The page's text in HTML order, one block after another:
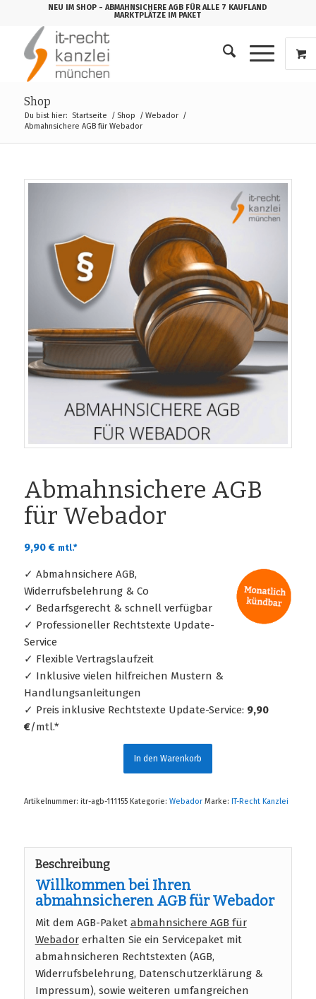
NEU IM SHOP - ABMAHNSICHERE AGB FÜR ALLE 7 KAUFLAND
MARKTPLÄTZE IM PAKET
Shop
Du bist hier: Startseite / Shop / Webador /
Abmahnsichere AGB für Webador
Abmahnsichere AGB
für Webador
9,90€ mtl.*
✓ Abmahnsichere AGB,
Widerrufsbelehrung & Co
✓ Bedarfsgerecht & schnell verfügbar
✓ Professioneller Rechtstexte Update-
Service
✓ Flexible Vertragslaufzeit
✓ Inklusive vielen hilfreichen Mustern &
Handlungsanleitungen
✓ Preis inklusive Rechtstexte Update-Service: 9,90
€/mtl.*
In den Warenkorb
Artikelnummer: itr-agb-111155 Kategorie: Webador Marke: IT-Recht Kanzlei
Beschreibung
Willkommen bei Ihren
abmahnsicheren AGB für Webador
Mit dem AGB-Paket abmahnsichere AGB für
Webadorerhalten Sie ein Servicepaket mit
abmahnsicheren Rechtstexten (AGB,
Widerrufsbelehrung, Datenschutzerklärung &
Impressum), sowie weiteren umfangreichen